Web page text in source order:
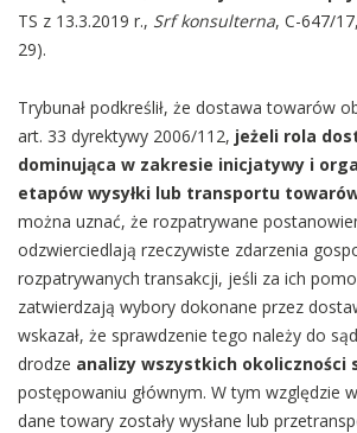
TS z 13.3.2019 r., Srf konsulterna, C-647/
29).
Trybunał podkreślił, że dostawa towarów
art. 33 dyrektywy 2006/112, jeżeli rola
dominująca w zakresie inicjatywy i
etapów wysyłki lub transportu
można uznać, że rozpatrywane
odzwierciedlają rzeczywiste zdarzenia
rozpatrywanych transakcji, jeśli za ich
zatwierdzają wybory dokonane przez
wskazał, że sprawdzenie tego należy do
drodze analizy wszystkich okoliczności
postępowaniu głównym. W tym względzie
dane towary zostały wysłane lub